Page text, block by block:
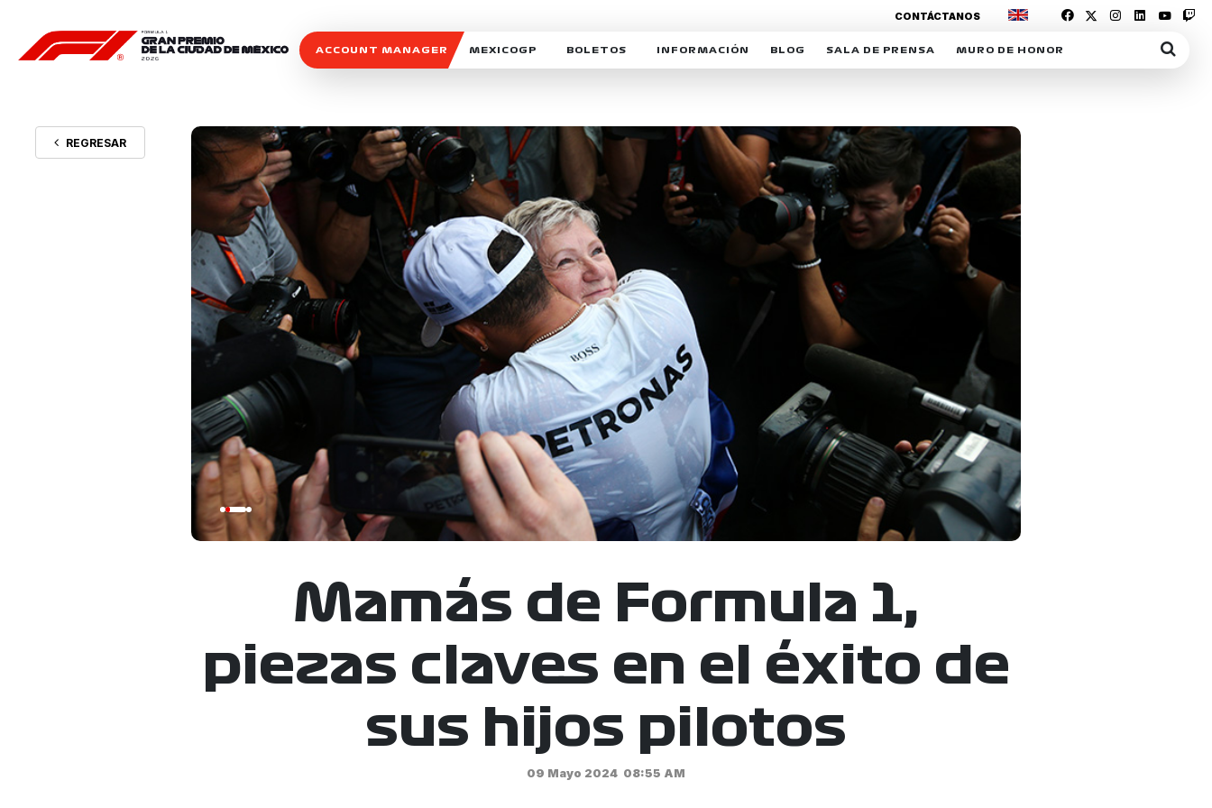
ACCOUNT MANAGER MEXICOGP
SOSTENIBILIDAD
CELEBRA CON NOSOTROS
BOLETOS INFORMACIÓN
DERECHO DE PRIMERA OPCIÓN
REFORESTEMOS JUNTOS
MOTORSPORT ACADEMY
EXPOSICIÓN FOTOGRÁFICA
CAMPEONATO
PATROCINADORES
LEGALES TICKETMASTER
BLOG
MEXICOGP
INTERACTIVOS
SALA DE PRENSA
ACREDITACIONES
MURO DE HONOR
CONTÁCTANOS
REGRESAR
Mamás de Formula 1,
piezas claves en el éxito de
sus hijos pilotos
09 Mayo 2024 08:55 AM